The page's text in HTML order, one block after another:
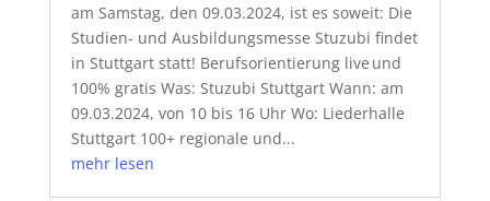
am Samstag, den 09.03.2024, ist es soweit: Die
Studien- und Ausbildungsmesse Stuzubi findet
in Stuttgart statt! Berufsorientierung live und
100% gratis Was: Stuzubi Stuttgart Wann: am
09.03.2024, von 10 bis 16 Uhr Wo: Liederhalle
Stuttgart 100+ regionale und...
mehr lesen